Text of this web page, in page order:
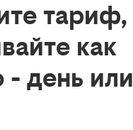
тариф,
как
- день или